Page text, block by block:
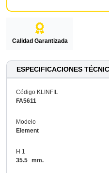
Calidad Garantizada
ESPECIFICACIONES
Código KLINFIL
FA5611
Modelo
Element
H 1
35.5 mm.